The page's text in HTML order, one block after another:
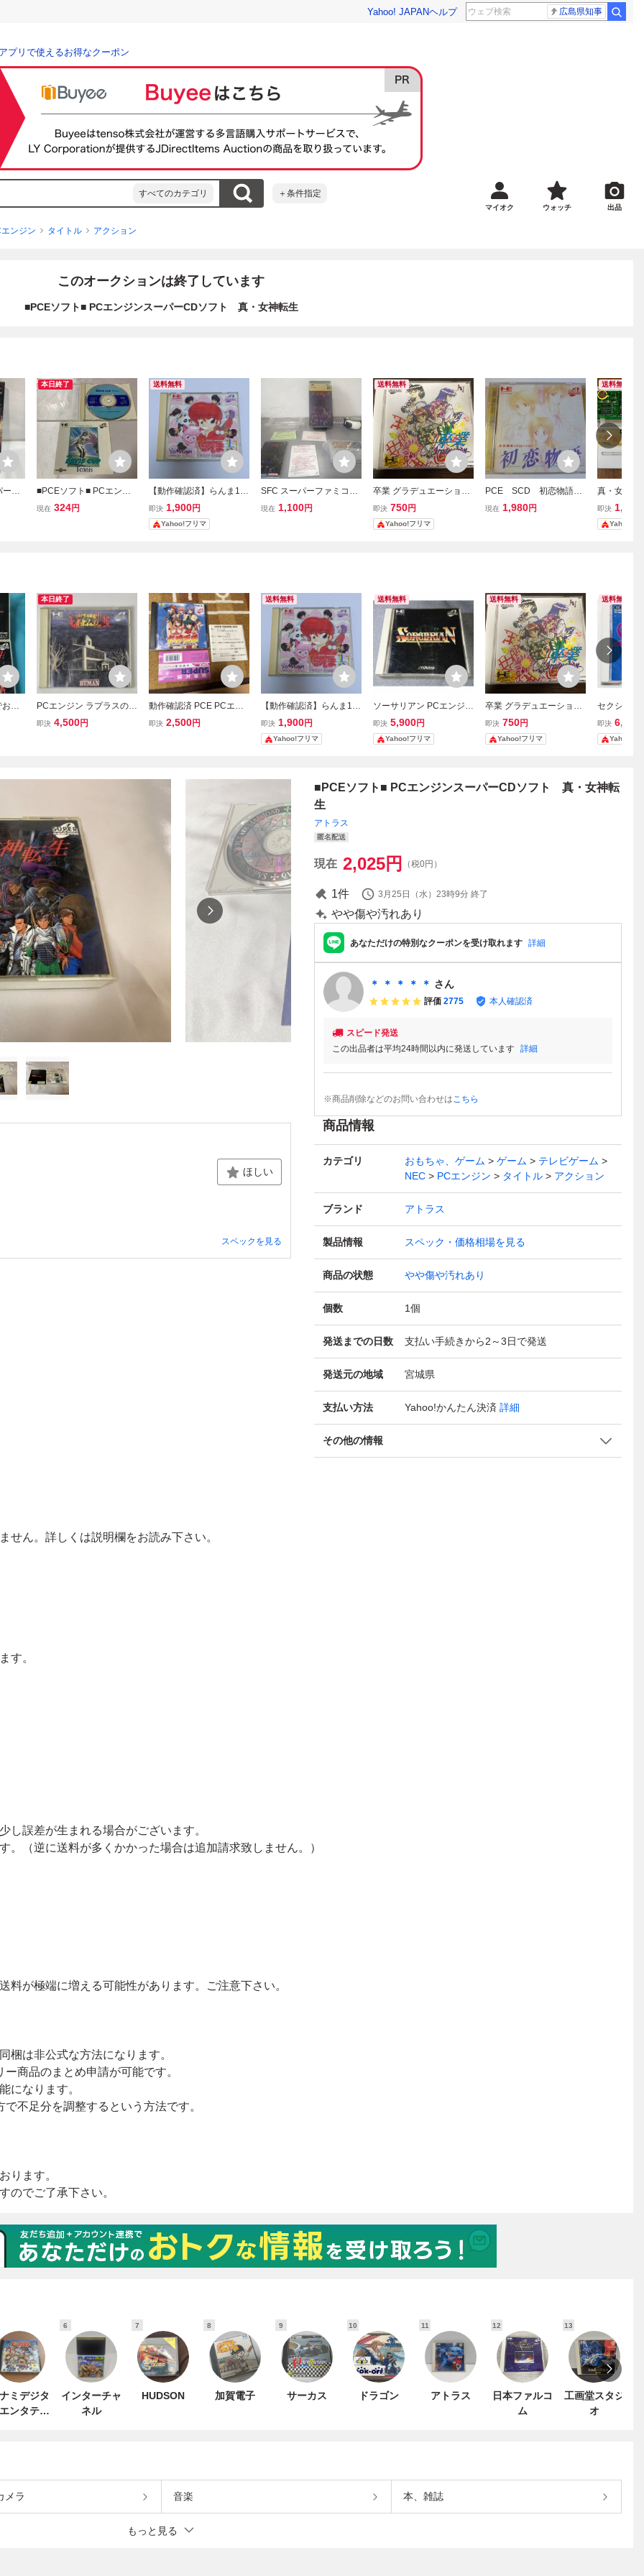
Yahoo! JAPANヘルプ 広島県知事
プリで使えるお得なクーポン
すべてのカテゴリ ＋条件指定
マイオク ウォッチ 出品
ンジン タイトル アクション
このオークションは終了しています
■PCEソフト■ PCエンジンスーパーCDソフト 真・女神転生
ーフ
本日終了
■PCEソフト■ PCエンジ
ンスーパーCDソフト
現在 324円
送料無料
【動作確認済】らんま1/2
打倒、元祖無差別格闘
流！ PCエンジンスーパー
CDソフト PCE
即決 1,900円
Yahoo!フリマ
SFC スーパーファミコン
ソフト 真 女神転生
現在 1,100円
送料無料
卒業 グラデュエーション
PCE PCエンジン スーパ
ーCD-ROM2 SCD
即決 750円
Yahoo!フリマ
PCE SCD 初恋物語
箱・説明書付 PCエンジ
現在 1,980円
送料無料
真・女神転
生II スーパ
ン 新品電
テナンス済
即決 1,680
Yahoo!フ
お
本日終了
PCエンジン ラプラスの魔
HUMAN CD-ROM PCE
即決 4,500円
動作確認済 PCE PCエン
ジン SUPER CD-ROM2
即決 2,500円
送料無料
【動作確認済】らんま1/2
打倒、元祖無差別格闘
流！ PCエンジンスーパー
CDソフト PCE
即決 1,900円
Yahoo!フリマ
送料無料
ソーサリアン PCエンジン
PCE スーパーCD-ROM2
ソーサリアン
即決 5,900円
Yahoo!フリマ
送料無料
卒業 グラデュエーション
PCE PCエンジン スーパ
ーCD-ROM2 SCD
即決 750円
Yahoo!フリマ
送料無料
セクシーア
ゃんファッ
エンジン
D-ROM2
即決 6,900
Yahoo!フ
ほしい
スペックを見る
■PCEソフト■ PCエンジンスーパーCDソフト 真・女神転
生
アトラス
匿名配送
現在 2,025円 （税0円）
1件 3月25日（水）23時9分 終了
やや傷や汚れあり
あなただけの特別なクーポンを受け取れます 詳細
＊ ＊ ＊ ＊ ＊ さん
評価 2775 本人確認済
スピード発送
この出品者は平均24時間以内に発送しています 詳細
※商品削除などのお問い合わせはこちら
商品情報
カテゴリ おもちゃ、ゲーム ゲーム
テレビゲーム
NEC
PCエンジン タイトル アクション
ブランド アトラス
製品情報 スペック・価格相場を見る
商品の状態 やや傷や汚れあり
個数 1個
発送までの日数 支払い手続きから2～3日で発送
発送元の地域 宮城県
支払い方法 Yahoo!かんたん決済 詳細
その他の情報
ミデジタ
ンタテイ
6
インターチャ
ネル
7
HUDSON
8
加賀電子
9
サーカス
10
ドラゴン
11
アトラス
12
日本ファルコ
ム
13
工画堂スタジ
オ
メラ 音楽 本、雑誌
もっと見る